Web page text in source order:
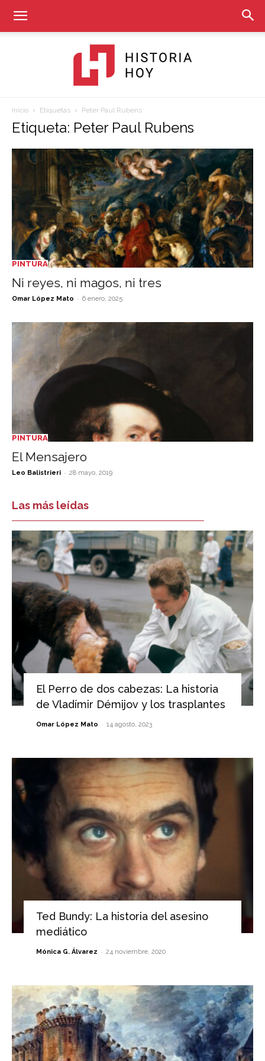
Historia
Hoy
Inicio Etiquetas Peter Paul Rubens
Etiqueta: Peter Paul Rubens
PINTURA
Ni reyes, ni magos, ni tres
Omar López Mato - 6 enero, 2025
PINTURA
El Mensajero
Leo Balistrieri - 28 mayo, 2019
Las más leídas
El Perro de dos cabezas: La historia
de Vladímir Démijov y los trasplantes
Omar López Mato - 14 agosto, 2023
Ted Bundy: La historia del asesino
mediático
Mónica G. Álvarez - 24 noviembre, 2020